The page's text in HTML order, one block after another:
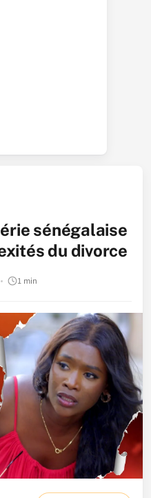
sénégalaise
du divorce
1 min